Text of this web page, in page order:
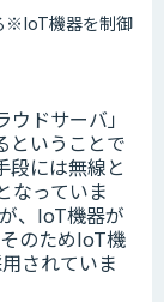
※IoT機器を制御
ドサーバ」
ということで
には無線と
なっていま
、IoT機器が
のためIoT機
されていま